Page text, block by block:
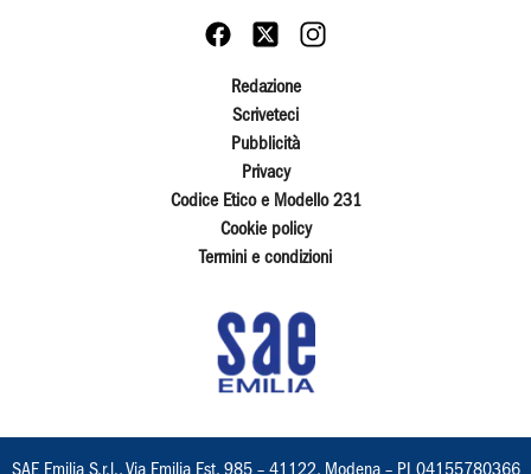
Redazione
Scriveteci
Pubblicità
Privacy
Codice Etico e Modello 231
Cookie policy
Termini e condizioni
SAE Emilia S.r.l., Via Emilia Est, 985 – 41122, Modena – PI 04155780366